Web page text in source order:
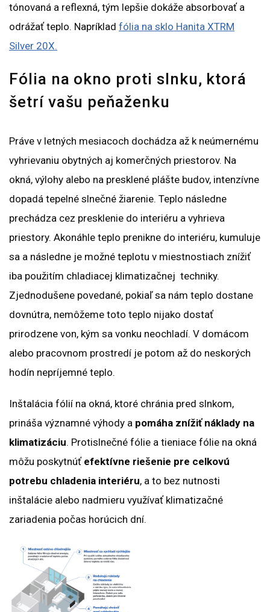
tónovaná a reflexná, tým lepšie dokáže absorbovať a
odrážať teplo. Napríklad fólia na sklo Hanita XTRM
Silver 20X.
Fólia na okno proti slnku, ktorá
šetrí vašu peňaženku
Práve v letných mesiacoch dochádza až k neúmernému
vyhrievaniu obytných aj komerčných priestorov. Na
okná, výlohy alebo na presklené plášte budov, intenzívne
dopadá tepelné slnečné žiarenie. Teplo následne
prechádza cez presklenie do interiéru a vyhrieva
priestory. Akonáhle teplo prenikne do interiéru, kumuluje
sa a následne je možné teplotu v miestnostiach znížiť
iba použitím chladiacej klimatizačnej techniky.
Zjednodušene povedané, pokiaľ sa nám teplo dostane
dovnútra, nemôžeme toto teplo nijako dostať
prirodzene von, kým sa vonku neochladí. V domácom
alebo pracovnom prostredí je potom až do neskorých
hodín nepríjemné teplo.
Inštalácia fólií na okná, ktoré chránia pred slnkom,
prináša významné výhody a pomáha znížiť náklady na
klimatizáciu. Protislnečné fólie a tieniace fólie na okná
môžu poskytnúť efektívne riešenie pre celkovú
potrebu chladenia interiéru, a to bez nutnosti
inštalácie alebo nadmieru využívať klimatizačné
zariadenia počas horúcich dní.